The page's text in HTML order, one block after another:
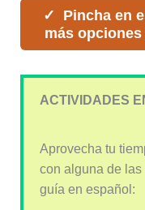
Pincha en
más
ACTIVIDADES
Aprovecha tu
con alguna de
guía en español: